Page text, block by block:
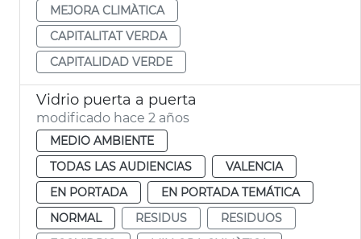
MEJORA CLIMÀTICA
CAPITALITAT VERDA
CAPITALIDAD VERDE
Vidrio puerta a puerta
modificado hace 2 años
MEDIO AMBIENTE
TODAS LAS AUDIENCIAS
VALENCIA
EN PORTADA
EN PORTADA TEMÁTICA
NORMAL
RESIDUS
RESIDUOS